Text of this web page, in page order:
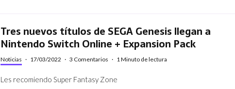
Tres nuevos títulos de SEGA Genesis llegan a
Nintendo Switch Online + Expansion Pack
Noticias · 17/03/2022 · 3 Comentarios · 1 Minuto de lectura
Les recomiendo Super Fantasy Zone